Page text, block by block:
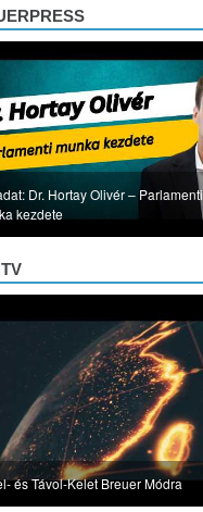
Dr. Hortay Olivér – Parlamenti
kezdete
és Távol-Kelet Breuer Módra